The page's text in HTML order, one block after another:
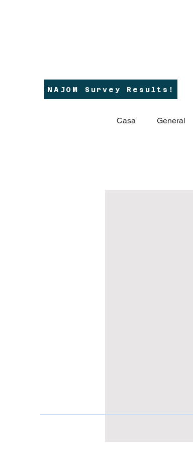
NAJOM Survey Results!
Casa General